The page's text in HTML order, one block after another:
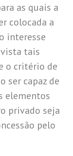
as quais a
colocada a
interesse
tais
o critério de
ser capaz de
elementos
privado seja
pelo